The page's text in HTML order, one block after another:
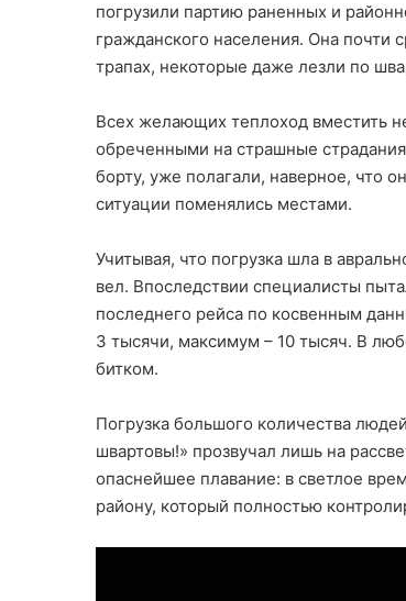
погрузили партию раненных и
гражданского населения. Она почти
трапах, некоторые даже лезли по
Всех желающих теплоход вместить
обреченными на страшные
борту, уже полагали, наверное, что
ситуации поменялись местами.
Учитывая, что погрузка шла в
вел. Впоследствии специалисты
последнего рейса по косвенным
3 тысячи, максимум – 10 тысяч. В
битком.
Погрузка большого количества
швартовы!» прозвучал лишь на
опаснейшее плавание: в светлое
району, который полностью